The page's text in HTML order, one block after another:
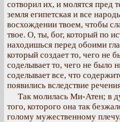
сотворил их, и молятся пред
земля египетская и все
восхождении твоем, чтобы
твое. О, ты, бог, который по
находишься перед обоими
который создает то, чего не
соделывает то, чего не было
соделывает все, что
появились вследствие
Так молилась Ми-Атен; в
того, которого она так
голому мужественному плечу.